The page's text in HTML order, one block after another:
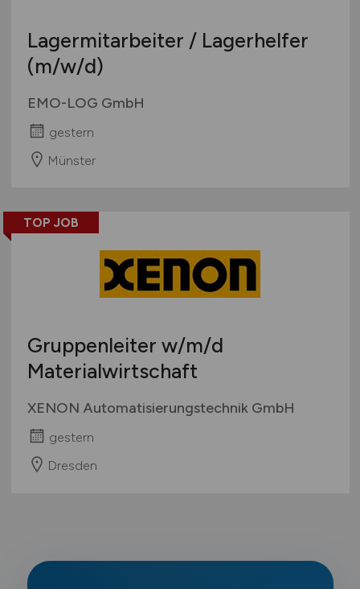
Lagermitarbeiter / Lagerhelfer
(m/w/d)
EMO-LOG GmbH
gestern
Münster
TOP JOB
Gruppenleiter w/m/d
Materialwirtschaft
XENON Automatisierungstechnik GmbH
gestern
Dresden